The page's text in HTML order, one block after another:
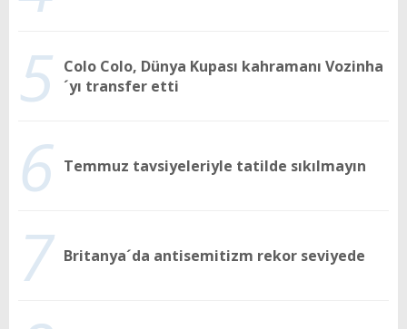
5 Colo Colo, Dünya Kupası kahramanı Vozinha
´yı transfer etti
6 Temmuz tavsiyeleriyle tatilde sıkılmayın
7 Britanya´da antisemitizm rekor seviyede